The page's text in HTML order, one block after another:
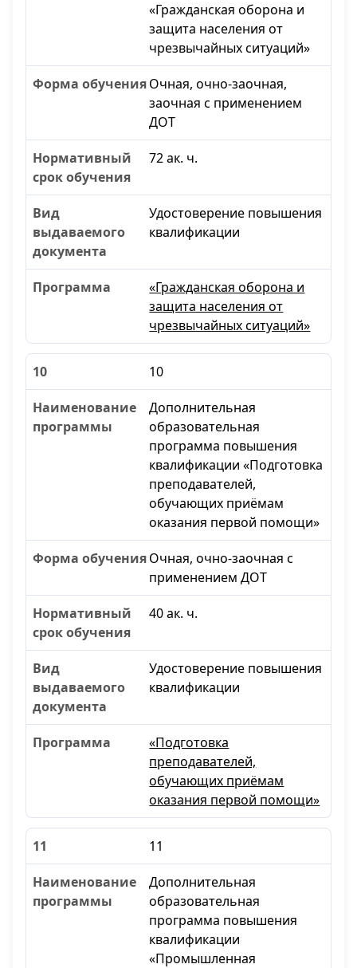
«Гражданская оборона и
защита населения от
чрезвычайных ситуаций»
Очная, очно-заочная,
заочная с применением
ДОТ
72 ак. ч.
Удостоверение повышения
квалификации
«Гражданская оборона и
защита населения от
чрезвычайных ситуаций»
10
Дополнительная
образовательная
программа повышения
квалификации «Подготовка
преподавателей,
обучающих приёмам
оказания первой помощи»
Очная, очно-заочная с
применением ДОТ
40 ак. ч.
Удостоверение повышения
квалификации
«Подготовка
преподавателей,
обучающих приёмам
оказания первой помощи»
11
Дополнительная
образовательная
программа повышения
квалификации
«Промышленная